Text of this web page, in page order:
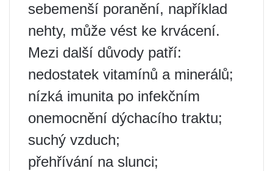
sebemenší poranění, například
nehty, může vést ke krvácení.
Mezi další důvody patří:
nedostatek vitamínů a minerálů;
nízká imunita po infekčním
onemocnění dýchacího traktu;
suchý vzduch;
přehřívání na slunci;